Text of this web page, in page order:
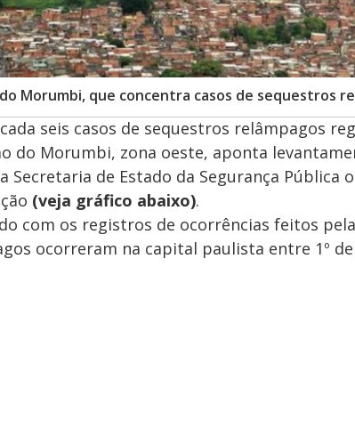
Morumbi, que concentra casos de sequestros
seis casos de sequestros relâmpagos
do Morumbi, zona oeste, aponta
Secretaria de Estado da Segurança Pública
(veja gráfico abaixo).
com os registros de ocorrências feitos
ocorreram na capital paulista entre 1º